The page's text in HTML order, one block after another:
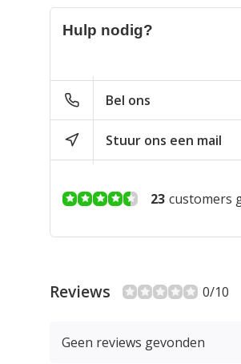
Hulp nodig?
Bel ons
Stuur ons een mail
23 customers
Reviews 0/10
Geen reviews gevonden